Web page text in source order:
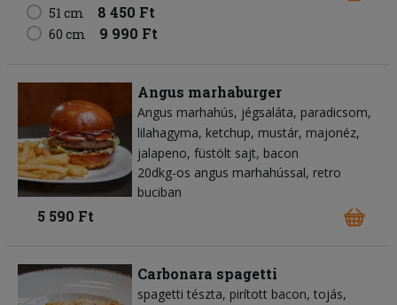
51 cm 8 450 Ft
60 cm 9 990 Ft
Angus marhaburger
Angus marhahús jégsaláta paradicsom
lilahagyma ketchup mustár majonéz
jalapeno füstölt sajt bacon
20dkg-os angus marhahússal, retro
buciban
5 590 Ft
Carbonara spagetti
spagetti tészta pirított bacon tojás